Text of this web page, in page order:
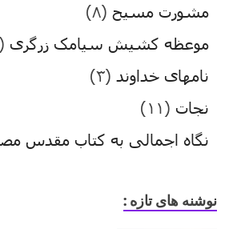
مشورت مسیح (۸)
موعظه کشیش سیامک زرگری (۱۴)
نامهای خداوند (۳)
نجات (۱۱)
نگاه اجمالی به کتاب مقدس
نوشنه های تازه :